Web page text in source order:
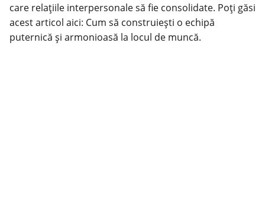
care relațiile interpersonale să fie consolidate. Poți găsi
acest articol aici: Cum să construiești o echipă
puternică și armonioasă la locul de muncă.